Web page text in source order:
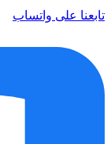
تابعنا على واتساب